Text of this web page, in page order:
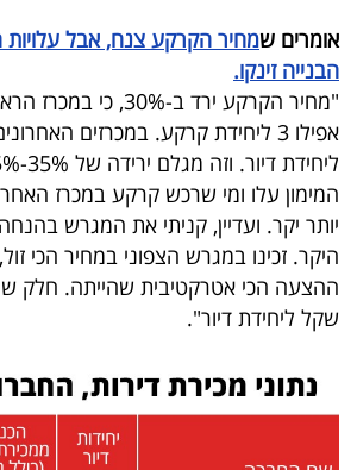
אומרים שמחיר הקרקע צנח, אבל עלויות
הבנייה זינקו.
המימון עלו ומי שרכש קרקע במכרז
יותר יקר. ועדיין, קניתי את המגרש
שקל ליחידת דיור".